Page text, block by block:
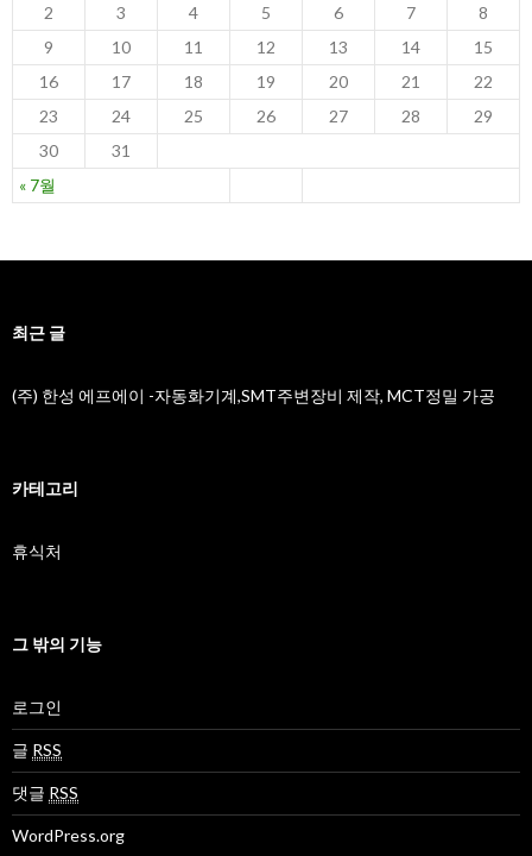
« 7월
2
3 4 5 6 7
8
9
10 11 12 13 14
15
16
17 18 19 20 21
22
23
24 25 26 27 28
29
30
31
최근 글
(주) 한성 에프에이 -자동화기계,SMT주변장비 제작, MCT정밀 가공
카테고리
휴식처
그 밖의 기능
로그인
글 RSS
댓글 RSS
WordPress.org